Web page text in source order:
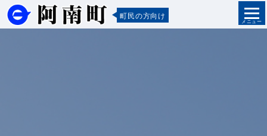
町民の方向け
メニュー